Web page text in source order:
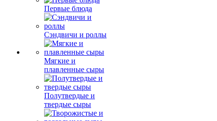
Первые блюда
Сэндвичи и роллы
Мягкие и
плавленные сыры
Полутвердые и
твердые сыры